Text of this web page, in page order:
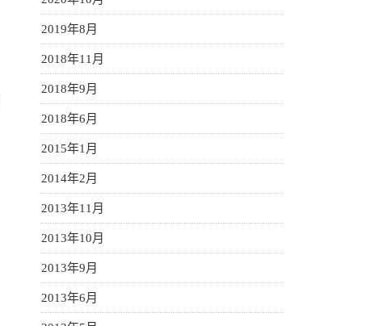
2019年8月
2018年11月
2018年9月
2018年6月
2015年1月
2014年2月
2013年11月
2013年10月
2013年9月
2013年6月